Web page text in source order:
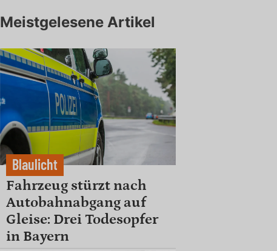
Meistgelesene Artikel
Blaulicht
Fahrzeug stürzt nach
Autobahnabgang auf
Gleise: Drei Todesopfer
in Bayern